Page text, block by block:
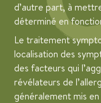
d’autre part, à
déterminé en
Le traitement
localisation des
des facteurs qui
révélateurs de
généralement mis